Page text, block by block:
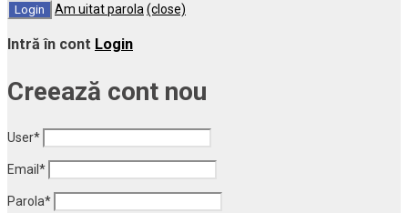
Am uitat parola (close)
Intră în cont Login
Creează cont nou
User*
Email *
Parola*